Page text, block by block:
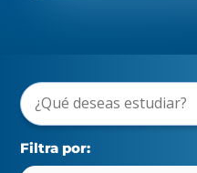
Filtra por: